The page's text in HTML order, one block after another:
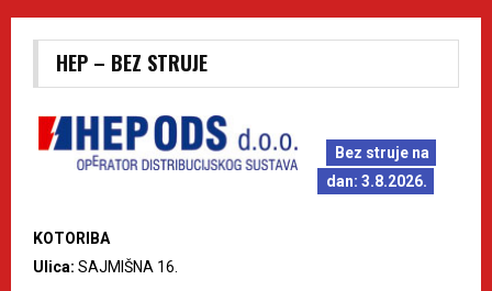
HEP – BEZ STRUJE
Bez struje na
dan: 3.8.2026.
KOTORIBA
Ulica: SAJMIŠNA 16.